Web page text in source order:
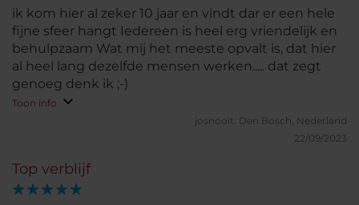
gegarandeerd dat we 24/24 de auto konden
ophalen. Na dit te melden aan het hotel hebben zij
de man van de parking gebeld en geregeld dat wij
alsnog onze huurauto konden terug krijgen en zo
onze vlucht halen. Heel erg bedankt voor die extra
service :)
ik kom hier al zeker 10 jaar en vindt dar er een hele
fijne sfeer hangt Iedereen is heel erg vriendelijk en
behulpzaam Wat mij het meeste opvalt is, dat hier
al heel lang dezelfde mensen werken..... dat zegt
genoeg denk ik ;-)
Toon info
josnooit. Den Bosch, Nederland
22/09/2023
Top verblijf